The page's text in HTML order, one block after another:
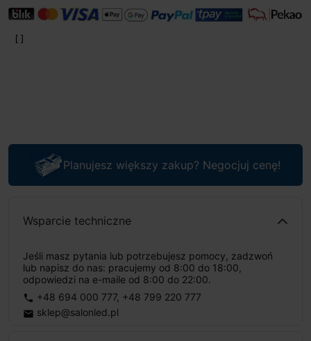
Planujesz większy zakup? Negocjuj cenę!
Wsparcie techniczne
Jeśli masz pytania lub potrzebujesz pomocy, zadzwoń
lub napisz do nas: pracujemy od 8:00 do 18:00,
odpowiedzi na e-maile od 8:00 do 22:00.
phone +48 694 000 777, +48 799 220 777
email sklep@salonled.pl